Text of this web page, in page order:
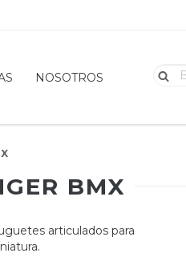
NOSOTROS
BMX
articulados para